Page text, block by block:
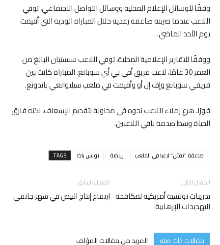
وفقًا للوسائل الإعلام المحلية ووسائل التواصل الاجتماعي، توفي
اللاعب عندما ضربته صاعقة رعدية خلال المباراة الودية التي أقيمت
يوم الأحد الماضي.
ووفقًا للتقارير الإعلامية المحلية، توفي اللاعب سبستيان البالغ من
العمر 30 عامًا، لاعب فريق أفي بي أي سوبانغ. المباراة كانت بين
فريقي سوبانغ وإف إل أو وأقيمت في ملعب سيليوانغي باندونغ.
فورًا، هرع زملاء اللاعب نحوه في محاولة لتقديم الإسعاف، لكنه فارق
الحياة وسط صدمة باقي اللاعبين.
TAGS تونس باظ رياضة صاعقة "تقتل" لاعبا في الملعب
المقال السابق
ارتفاع إنتاج البيض في شهر جانفي
المقال التالى
تدريبات تونسية أمريكية لمكافحة
التهديدات الإرهابية
مقالات ذات صله
المزيد من مقالات المؤلف